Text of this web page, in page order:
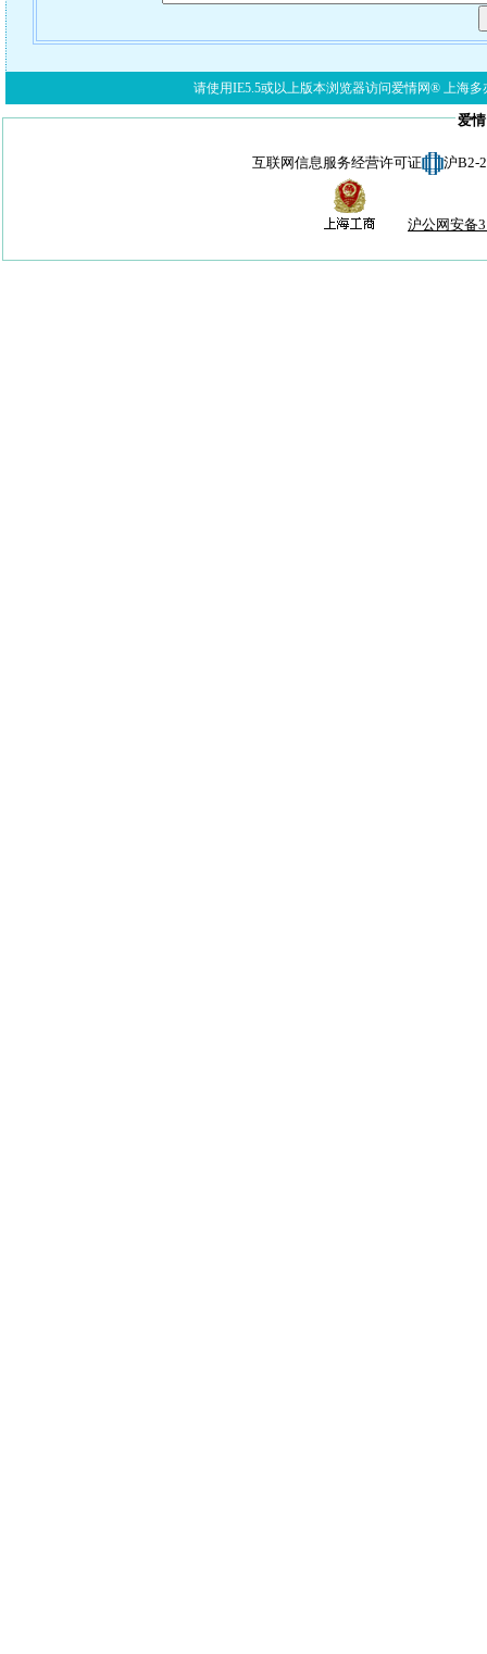
请使用IE5.5或以上版本浏览器访问爱情网® 上海多
爱
互联网信息服务经营许可证 沪B2-
沪公网安备